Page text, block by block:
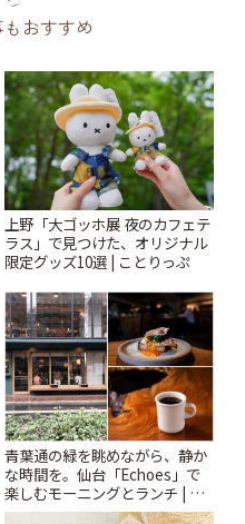
おすすめ
上野「大ゴッホ展 夜のカフェテ
ラス」で見つけた、オリジナル
限定グッズ10選 | ことりっぷ
青葉通の緑を眺めながら、静か
な時間を。仙台「Echoes」で
楽しむモーニングとランチ | こ
とりっぷ